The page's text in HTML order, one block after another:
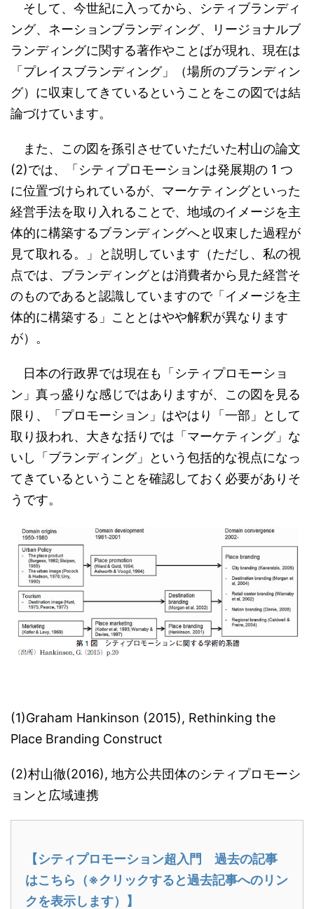
そして、今世紀に入ってから、シティブランディ
ング、ネーションブランディング、リージョナルブ
ランディングに関する著作やことばが現れ、現在は
「プレイスブランディング」（場所のブランディン
グ）に収束してきているということをこの図では結
論づけています。
また、この図を孫引させていただいた村山の論文
(2)では、「シティプロモーションは発展期の 1 つ
に位置づけられているが、マーケティングといった
経営手法を取り入れることで、地域のイメージを主
体的に構築するブランディングへと収束した過程が
見て取れる。」と説明しています（ただし、私の視
点では、ブランディングとは消費者から見た経営そ
のものであると認識していますので「イメージを主
体的に構築する」こととはやや解釈が異なります
が）。
日本の行政界では現在も「シティプロモーショ
ン」真っ盛りな感じではありますが、この図を見る
限り、「プロモーション」はやはり「一部」として
取り扱われ、大きな括りでは「マーケティング」な
いし「ブランディング」という包括的な視点になっ
てきているということを確認しておく必要がありそ
うです。
(1)Graham Hankinson (2015), Rethinking the
Place Branding Construct
(2)村山徹(2016), 地方公共団体のシティプロモーシ
ョンと広域連携
【シティプロモーション超入門 過去の記事
はこちら（※クリックすると過去記事へのリン
クを表示します）】